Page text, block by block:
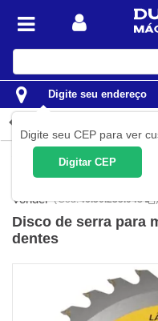
Digite seu endereço
Digite seu CEP para ver
Digitar CEP
Ferramentas Acessórios
Discos de Serra
Vonder (Cód.46.50.235.048 )
Disco de serra para
dentes